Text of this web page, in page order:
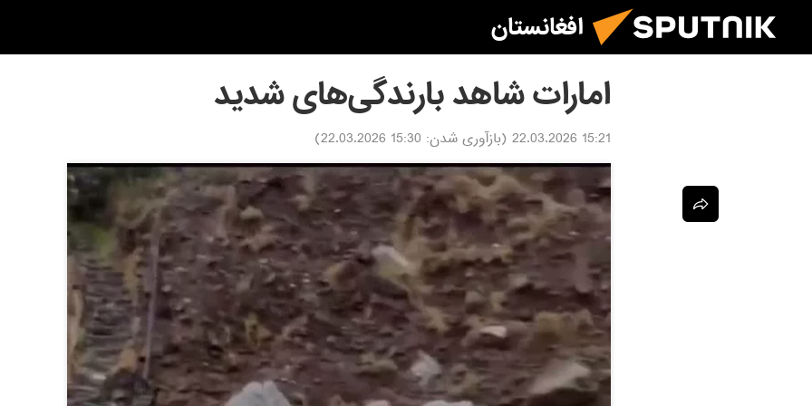
افغانستان
امارات شاهد بارندگی‌های شدید
15:21 22.03.2026 (بازآوری شدن: 15:30 22.03.2026
)